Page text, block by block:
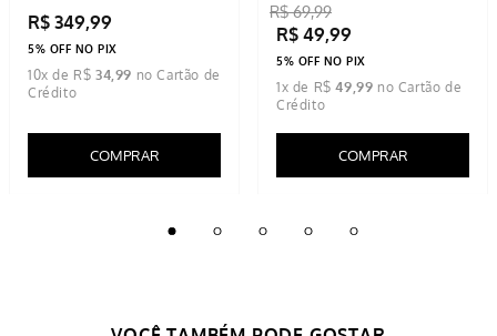
R$ 349,99
5% OFF NO PIX
10x de R$ 34 99
COMPRAR
R$ 69,99
R$ 49,99
5% OFF NO PIX
1x de R$ 49 ,99
COMPRAR